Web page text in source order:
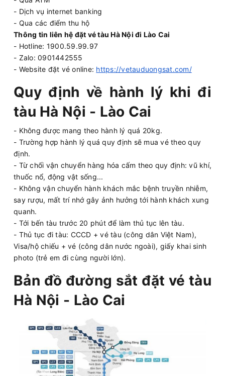
- Dịch vụ internet banking
- Qua các điểm thu hộ
Thông tin liên hệ đặt vé tàu Hà Nội đi Lào Cai
- Hotline: 1900.59.99.97
- Zalo: 0901442555
- Website đặt vé online: https://vetauduongsat.com/
Quy định về hành lý khi đi
tàu Hà Nội - Lào Cai
- Không được mang theo hành lý quá 20kg.
- Trường hợp hành lý quá quy định sẽ mua vé theo quy
định.
- Từ chối vận chuyển hàng hóa cấm theo quy định: vũ khí,
thuốc nổ, động vật sống...
- Không vận chuyển hành khách mắc bệnh truyền nhiễm,
say rượu, mất trí nhớ gây ảnh hưởng tới hành khách xung
quanh.
- Tới bến tàu trước 20 phút để làm thủ tục lên tàu.
- Thủ tục đi tàu: CCCD + vé tàu (công dân Việt Nam),
Visa/hộ chiếu + vé (công dân nước ngoài), giấy khai sinh
photo (trẻ em đi cùng người lớn).
Bản đồ đường sắt đặt vé tàu
Hà Nội - Lào Cai